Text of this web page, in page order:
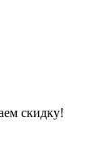
скидку!